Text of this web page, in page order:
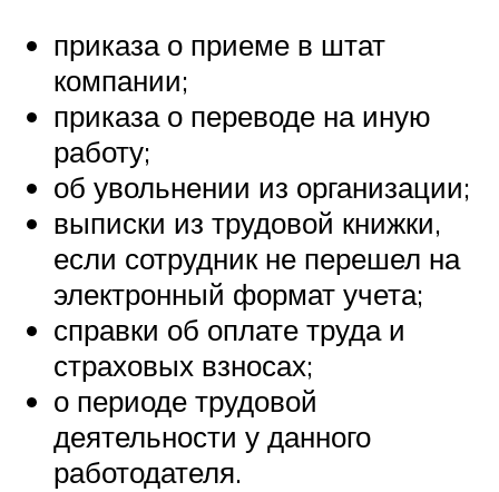
приказа о приеме в штат
компании;
приказа о переводе на иную
работу;
об увольнении из организации;
выписки из трудовой книжки,
если сотрудник не перешел на
электронный формат учета;
справки об оплате труда и
страховых взносах;
о периоде трудовой
деятельности у данного
работодателя.